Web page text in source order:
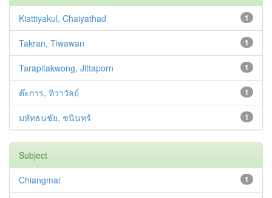
1
Kiattiyakul, Chaiyathad
1
Takran, Tiwawan
1
Tarapitakwong, Jittaporn
1
ต๊ะการ, ทิวาวัลย์
1
มหัทธนชัย, ชนินทร์
Subject
1
Chiangmai